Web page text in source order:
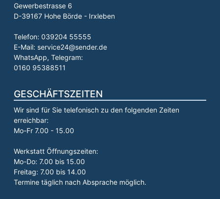
Gewerbestrasse 6
D-39167 Hohe Börde - Irxleben
Telefon: 039204 55555
E-Mail: service24@sender.de
WhatsApp, Telegram:
0160 95388511
GESCHÄFTSZEITEN
Wir sind für Sie telefonisch zu den folgenden Zeiten
erreichbar:
Mo-Fr 7.00 - 15.00
Werkstatt Öffnungszeiten:
Mo-Do: 7.00 bis 15.00
Freitag: 7.00 bis 14.00
Termine täglich nach Absprache möglich.